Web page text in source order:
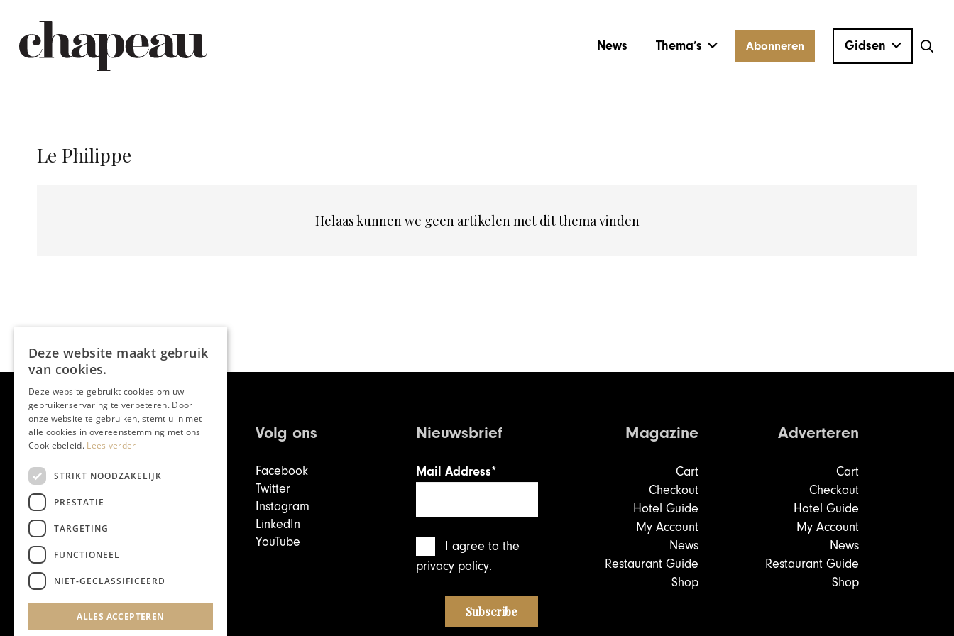
News Thema’s Abonneren Gidsen
Le Philippe
Helaas kunnen we geen artikelen met dit thema vinden
Volg ons
Facebook
Twitter
Instagram
LinkedIn
YouTube
Nieuwsbrief
Mail Address*
I agreeto the
privacy policy.
Magazine
Cart
Checkout
Hotel Guide
My Account
News
Restaurant Guide
Shop
Adverteren
Cart
Checkout
Hotel Guide
My Account
News
Restaurant Guide
Shop
Deze website maakt gebruik
van cookies.
Deze website gebruikt cookies om uw
gebruikerservaring te verbeteren. Door
onze website te gebruiken, stemt u in met
alle cookies in overeenstemming met ons
Cookiebeleid. Lees verder
STRIKT NOODZAKELIJK
PRESTATIE
TARGETING
FUNCTIONEEL
NIET-GECLASSIFICEERD
ALLES ACCEPTEREN